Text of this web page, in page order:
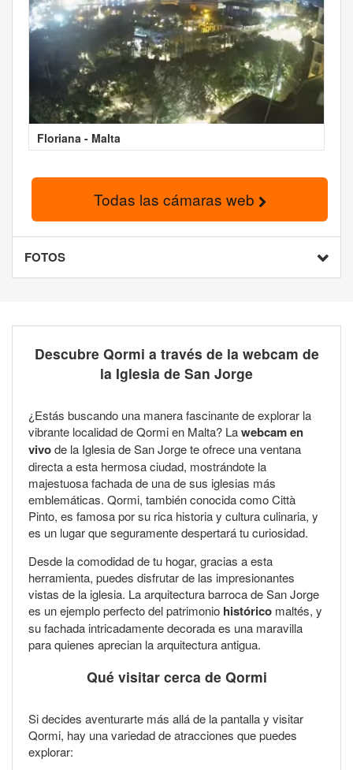
Floriana - Malta
Todas las cámaras web
FOTOS
Descubre Qormi a través de la webcam de
la Iglesia de San Jorge
¿Estás buscando una manera fascinante de explorar la
vibrante localidad de Qormi en Malta? Lawebcam en
vivode la Iglesia de San Jorge te ofrece una ventana
directa a esta hermosa ciudad, mostrándote la
majestuosa fachada de una de sus iglesias más
emblemáticas. Qormi, también conocida como Città
Pinto, es famosa por su rica historia y cultura culinaria, y
es un lugar que seguramente despertará tu curiosidad.
Desde la comodidad de tu hogar, gracias a esta
herramienta, puedes disfrutar de las impresionantes
vistas de la iglesia. La arquitectura barroca de San Jorge
es un ejemplo perfecto del patrimonio histórico maltés, y
su fachada intricadamente decorada es una maravilla
para quienes aprecian la arquitectura antigua.
Qué visitar cerca de Qormi
Si decides aventurarte más allá de la pantalla y visitar
Qormi, hay una variedad de atracciones que puedes
explorar: